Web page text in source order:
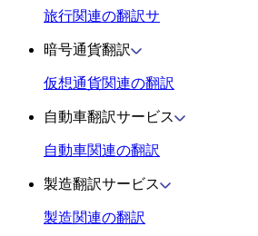
旅行関連の翻訳サ
暗号通貨翻訳
仮想通貨関連の翻訳
自動車翻訳サービス
自動車関連の翻訳
製造翻訳サービス
製造関連の翻訳